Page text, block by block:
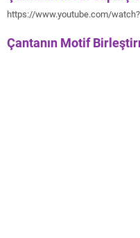
https://www.youtube.com/
Çantanın Motif